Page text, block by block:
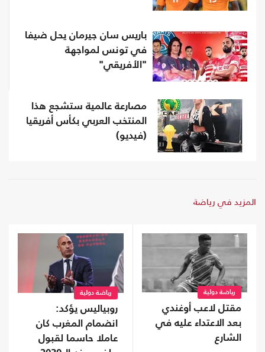
باريس سان جيرمان يحل ضيفا
في تونس لمواجهة
"الأفريقي"
مصارعة عالمية ستشجع هذا
المنتخب العربي بكأس أفريقيا
(فيديو)
المزيد في رياضة
رياضة دولية
مقتل لاعب أوغندي
بعد الاعتداء عليه في
الشارع
رياضة دولية
روبياليس يؤكد:
انضمام المغرب كان
عاملا حاسما لقبول